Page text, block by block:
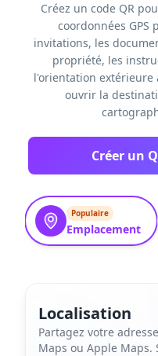
Créez un code QR
coordonnées GPS
invitations, les
propriété, les
l'orientation extérieure
ouvrir la
Créer un
Populaire
Emplacement
Localisation
Partagez votre
Maps ou Apple Maps.